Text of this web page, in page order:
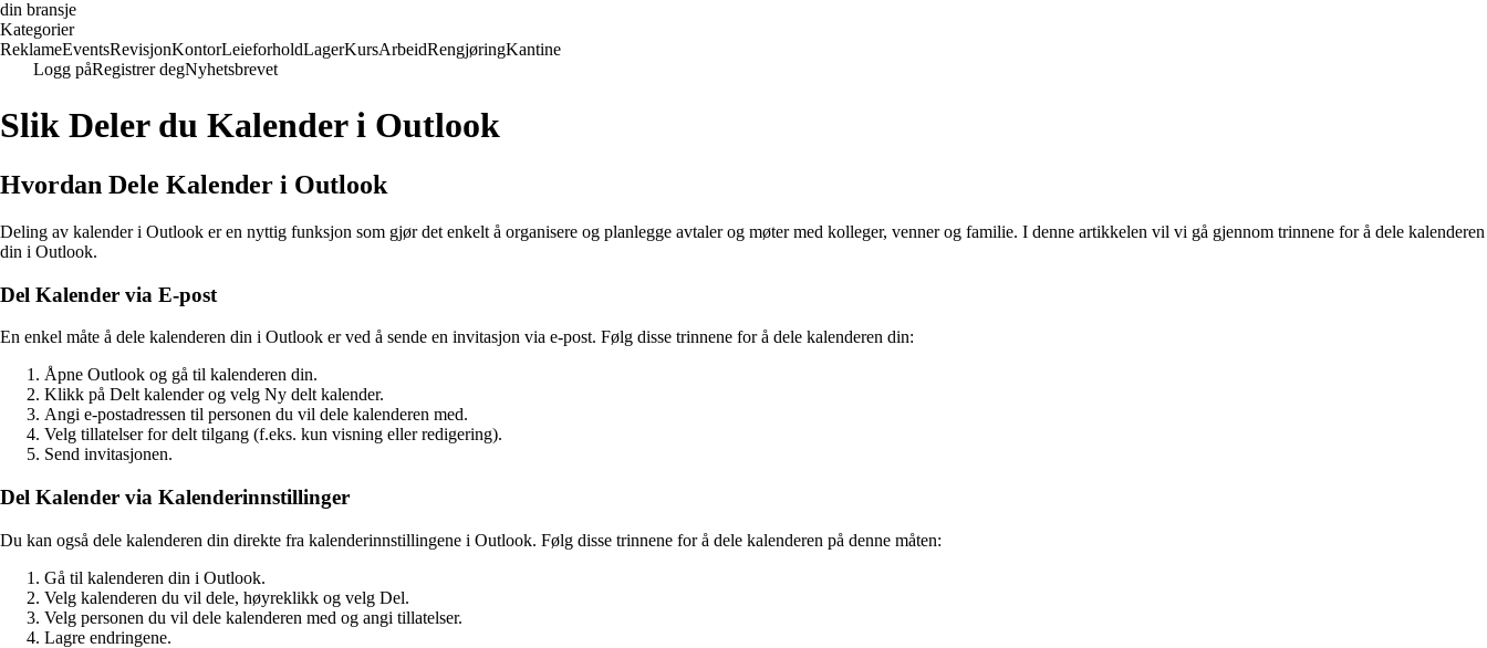
din bransje
Kategorier
ReklameEventsRevisjonKontorLeieforholdLagerKursArbeidRengjøringKantine
Logg påRegistrer degNyhetsbrevet
Slik Deler du Kalender i Outlook
Hvordan Dele Kalender i Outlook
Deling av kalender i Outlook er en nyttig funksjon som gjør det enkelt å organisere og planlegge avtaler og møter med kolleger, venner og familie. I denne artikkelen vil vi gå gjennom trinnene for å dele kalenderen
din i Outlook.
Del Kalender via E-post
En enkel måte å dele kalenderen din i Outlook er ved å sende en invitasjon via e-post. Følg disse trinnene for å dele kalenderen din:
Åpne Outlook og gå til kalenderen din.
Klikk på Delt kalender og velg Ny delt kalender.
Angi e-postadressen til personen du vil dele kalenderen med.
Velg tillatelser for delt tilgang (f.eks. kun visning eller redigering).
Send invitasjonen.
Del Kalender via Kalenderinnstillinger
Du kan også dele kalenderen din direkte fra kalenderinnstillingene i Outlook. Følg disse trinnene for å dele kalenderen på denne måten:
Gå til kalenderen din i Outlook.
Velg kalenderen du vil dele, høyreklikk og velg Del.
Velg personen du vil dele kalenderen med og angi tillatelser.
Lagre endringene.